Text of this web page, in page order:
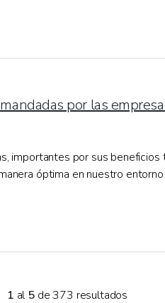
por las
importantes por sus
óptima en nuestro
1 al 5de 373 resultados